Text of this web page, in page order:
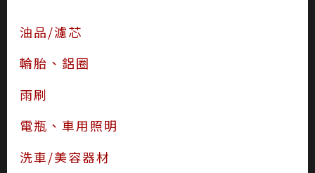
油品/濾芯
輪胎、鋁圈
雨刷
電瓶、車用照明
洗車/美容器材